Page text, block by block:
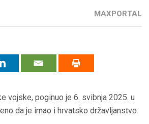
MAXPORTAL
vojske, poginuo je 6. svibnja 2025. u
da je imao i hrvatsko državljanstvo.